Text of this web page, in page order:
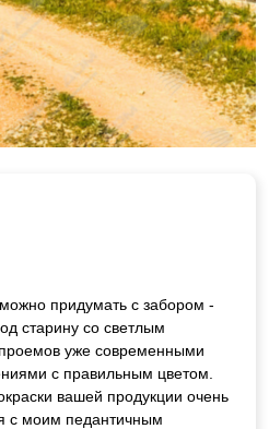
придумать с забором -
старину со светлым
уже современными
с правильным цветом.
вашей продукции очень
с моим педантичным